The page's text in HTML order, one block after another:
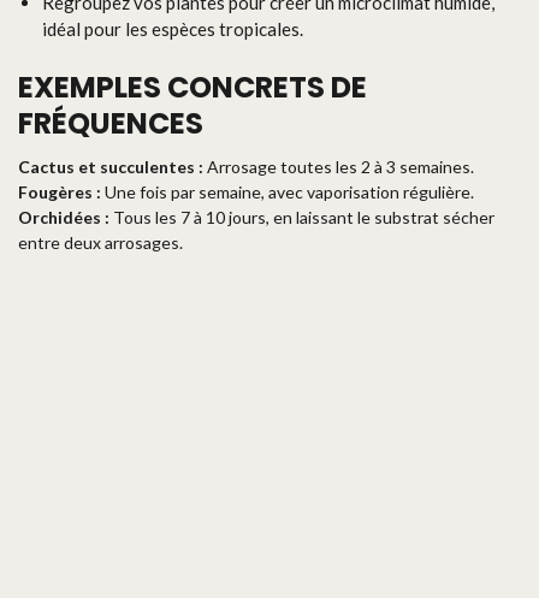
idéal pour les espèces tropicales.
EXEMPLES CONCRETS DE
FRÉQUENCES
Cactus et succulentes : Arrosage toutes les 2 à 3 semaines.
Fougères : Une fois par semaine, avec vaporisation régulière.
Orchidées : Tous les 7 à 10 jours, en laissant le substrat sécher
entre deux arrosages.